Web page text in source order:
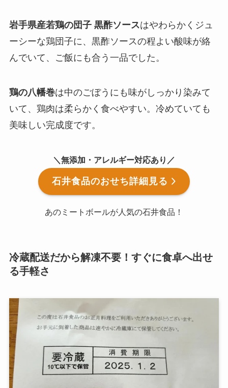
岩手県産若鶏の団子 黒酢ソースはやわらかくジュ
ーシーな鶏団子に、黒酢ソースの程よい酸味が絡
んでいて、ご飯にも合う一品でした。
鶏の八幡巻は中のごぼうにも味がしっかり染みて
いて、鶏肉は柔らかく食べやすい。冷めていても
美味しい完成度です。
＼無添加・アレルギー対応あり／
石井食品のおせち詳細見る
あのミートボールが人気の石井食品！
冷蔵配送だから解凍不要！すぐに食卓へ出せ
る手軽さ